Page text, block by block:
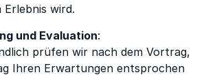
wird.
und Evaluation:
prüfen wir nach dem Vortrag,
Ihren Erwartungen entsprochen